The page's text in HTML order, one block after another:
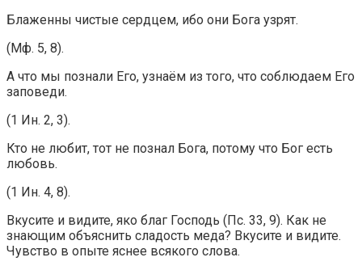
Блаженны чистые сердцем, ибо они Бога узрят.
(Мф. 5, 8).
А что мы познали Его, узнаём из того, что соблюдаем Его
заповеди.
(1 Ин. 2, 3).
Кто не любит, тот не познал Бога, потому что Бог есть
любовь.
(1 Ин. 4, 8).
Вкусите и видите, яко благ Господь (Пс. 33, 9). Как не
знающим объяснить сладость меда? Вкусите и видите.
Чувство в опыте яснее всякого слова.